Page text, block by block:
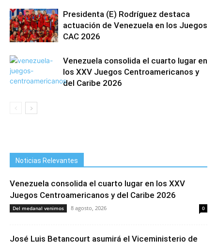
Presidenta (E) Rodríguez destaca
actuación de Venezuela en los Juegos
CAC 2026
Venezuela consolida el cuarto lugar en
los XXV Juegos Centroamericanos y
del Caribe 2026
Noticias Relevantes
Venezuela consolida el cuarto lugar en los XXV
Juegos Centroamericanos y del Caribe 2026
Del medanal venimos 8 agosto, 2026 0
José Luis Betancourt asumirá el Viceministerio de